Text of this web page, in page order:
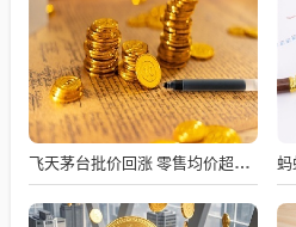
飞天茅台批价回涨 零售均价超1800元 动销也在提升